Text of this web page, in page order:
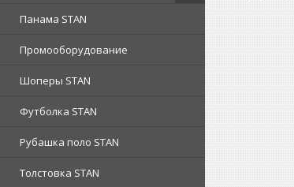
Панама STAN
Промооборудование
Шоперы STAN
Футболка STAN
Рубашка поло STAN
Толстовка STAN